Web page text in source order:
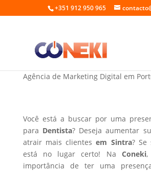
+351 912 950 965
Fazer site para Dentista em
Agência de Marketing Digital em
Você está a buscar por uma
para Dentista? Deseja aumentar
atrair mais clientesem Sintra? Se
está no lugar certo! Na Coneki,
importância de ter uma